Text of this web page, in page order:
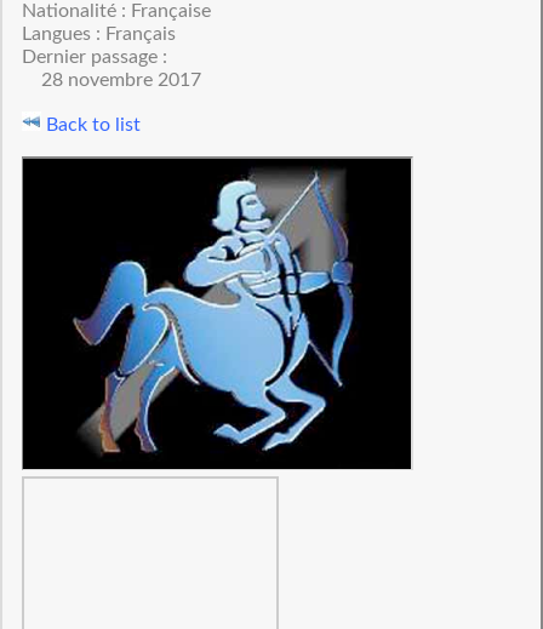
Nationalité : Française
Langues : Français
Dernier passage :
28 novembre 2017
Back to list